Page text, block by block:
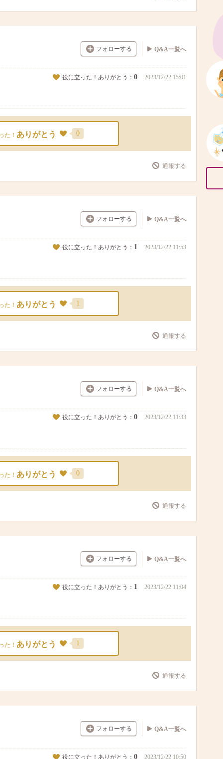
フォローする Q&A一覧へ
役に立った！ありがとう： 0 2023/12/22 15:01
た！ ありがとう 0
通報する
フォローする Q&A一覧へ
役に立った！ありがとう： 1 2023/12/22 11:53
た！ ありがとう 1
通報する
フォローする Q&A一覧へ
役に立った！ありがとう： 0 2023/12/22 11:33
た！ ありがとう 0
通報する
フォローする Q&A一覧へ
役に立った！ありがとう： 1 2023/12/22 11:04
た！ ありがとう 1
通報する
フォローする Q&A一覧へ
役に立った！ありがとう： 0 2023/12/22 10:50